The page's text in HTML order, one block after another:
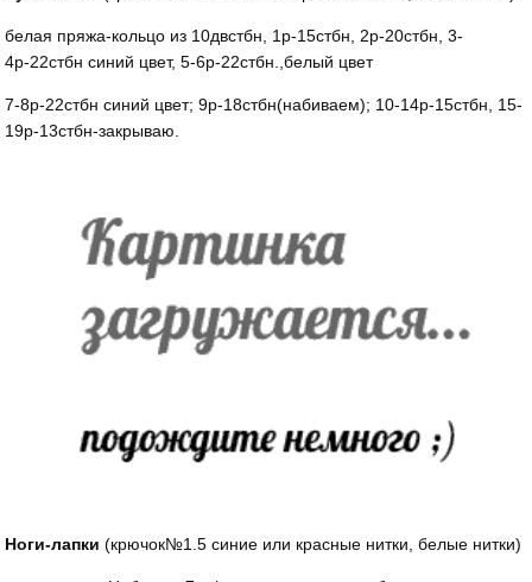
белая пряжа-кольцо из 10двстбн, 1р-15стбн, 2р-20стбн, 3-
4р-22стбн синий цвет, 5-6р-22стбн.,белый цвет
7-8р-22стбн синий цвет; 9р-18стбн(набиваем); 10-14р-15стбн, 15-
19р-13стбн-закрываю.
Ноги-лапки(крючок№1.5 синие или красные нитки, белые нитки)